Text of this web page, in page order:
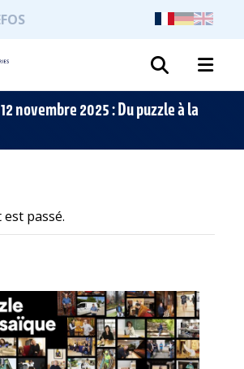
novembre 2025 : Du puzzle à la
passé.